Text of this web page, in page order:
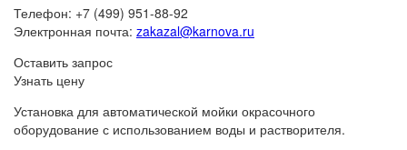
Телефон: +7 (499) 951-88-92
Электронная почта: zakazal@karnova.ru
Оставить запрос
Узнать цену
Установка для автоматической мойки окрасочного
оборудование с использованием воды и растворителя.